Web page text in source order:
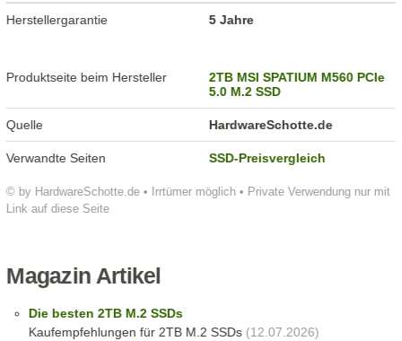
© by HardwareSchotte.de • Irrtümer möglich • Private Verwendung nur mit
Link auf diese Seite
Herstellergarantie 5 Jahre
Produktseite beim Hersteller
2TB MSI SPATIUM M560 PCIe
5.0 M.2 SSD
Quelle HardwareSchotte.de
Verwandte Seiten SSD-Preisvergleich
Magazin Artikel
Die besten 2TB M.2 SSDs
Kaufempfehlungen für 2TB M.2 SSDs(12.07.2026)